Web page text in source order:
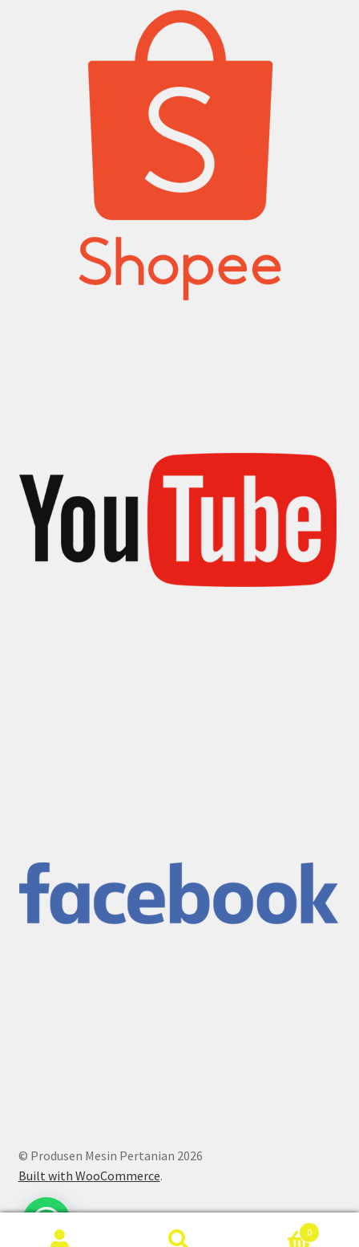
© Produsen Mesin Pertanian 2026
Built with WooCommerce.
0